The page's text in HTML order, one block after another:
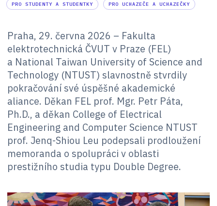
PRO STUDENTY A STUDENTKY PRO UCHAZEČE A UCHAZEČKY
Praha, 29. června 2026 – Fakulta
elektrotechnická ČVUT v Praze (FEL)
a National Taiwan University of Science and
Technology (NTUST) slavnostně stvrdily
pokračování své úspěšné akademické
aliance. Děkan FEL prof. Mgr. Petr Páta,
Ph.D., a děkan College of Electrical
Engineering and Computer Science NTUST
prof. Jenq-Shiou Leu podepsali prodloužení
memoranda o spolupráci v oblasti
prestižního studia typu Double Degree.